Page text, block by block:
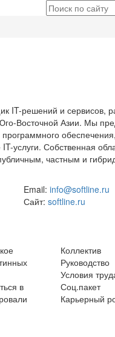
IT-решений и сервисов,
Восточной Азии. Мы
услуги. Собственная
частным и
Email: info@softline.ru
Сайт: softline.ru
в
Коллектив
Руководство
Условия
Соц.пакет
Карьерный